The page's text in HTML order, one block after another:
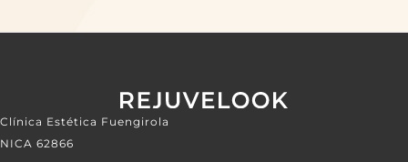
Clínica Estética Fuengirola
NICA 62866